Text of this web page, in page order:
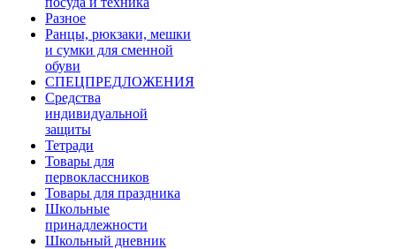
Разное
Ранцы, рюкзаки, мешки
и сумки для сменной
обуви
СПЕЦПРЕДЛОЖЕНИЯ
Средства
индивидуальной
защиты
Тетради
Товары для
первоклассников
Товары для праздника
Школьные
принадлежности
Школьный дневник